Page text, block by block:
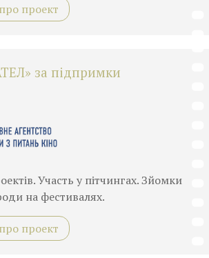
проект
за підпримки
Участь у пітчингах. Зйомки
на фестивалях.
проект